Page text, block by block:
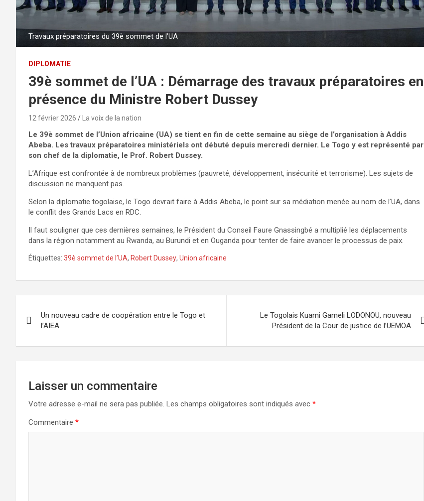
Travaux préparatoires du 39è sommet de l’UA
DIPLOMATIE
39è sommet de l’UA : Démarrage des travaux préparatoires en
présence du Ministre Robert Dussey
12 février 2026 La voix de la nation
Le 39è sommet de l’Union africaine (UA) se tient en fin de cette semaine au siège de l’organisation à Addis
Abeba. Les travaux préparatoires ministériels ont débuté depuis mercredi dernier. Le Togo y est représenté par
son chef de la diplomatie, le Prof. Robert Dussey.
L’Afrique est confrontée à de nombreux problèmes (pauvreté, développement, insécurité et terrorisme). Les sujets de
discussion ne manquent pas.
Selon la diplomatie togolaise, le Togo devrait faire à Addis Abeba, le point sur sa médiation menée au nom de l’UA, dans
le conflit des Grands Lacs en RDC.
Il faut souligner que ces dernières semaines, le Président du Conseil Faure Gnassingbé a multiplié les déplacements
dans la région notamment au Rwanda, au Burundi et en Ouganda pour tenter de faire avancer le processus de paix.
Étiquettes: 39è sommet de l’UA, Robert Dussey, Union africaine
de
l’article
Un nouveau cadre de coopération entre le Togo et
l’AIEA
Le Togolais Kuami Gameli LODONOU, nouveau
Président de la Cour de justice de l’UEMOA
Laisser un commentaire
Votre adresse e-mail ne sera pas publiée. Les champs obligatoires sont indiqués avec *
Commentaire *